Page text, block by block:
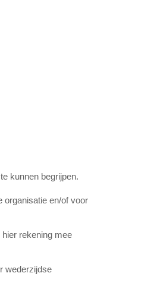
kunnen begrijpen.
organisatie en/of voor
rekening mee
wederzijdse